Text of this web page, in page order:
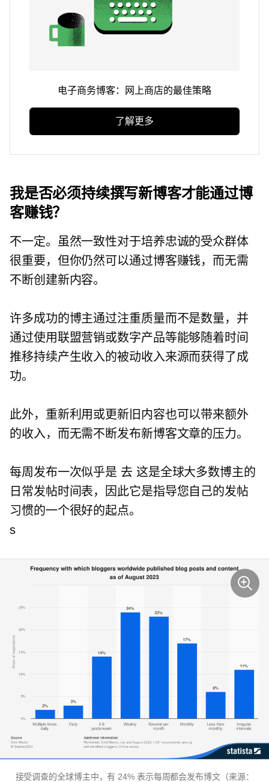
电子商务博客：网上商店的最佳策略
了解更多
我是否必须持续撰写新博客才能通过博
客赚钱？
不一定。虽然一致性对于培养忠诚的受众群体
很重要，但你仍然可以通过博客赚钱，而无需
不断创建新内容。
许多成功的博主通过注重质量而不是数量，并
通过使用联盟营销或数字产品等能够随着时间
推移持续产生收入的被动收入来源而获得了成
功。
此外，重新利用或更新旧内容也可以带来额外
的收入，而无需不断发布新博客文章的压力。
每周发布一次似乎是 去 这是全球大多数博主的
日常发帖时间表，因此它是指导您自己的发帖
习惯的一个很好的起点。
s
接受调查的全球博主中，有 24% 表示每周都会发布博文（来源：